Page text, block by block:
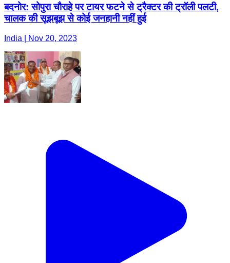
बदनोर: सोपुरा चौराहे पर टायर फटने से ट्रैक्टर की ट्रॉली पलटी,
चालक की सूझबूझ से कोई जनहानी नहीं हुई
India | Nov 20, 2023